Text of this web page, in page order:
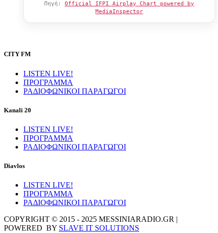
Πηγή: Official IFPI Airplay Chart powered by
MediaInspector
CITY FM
LISTEN LIVE!
ΠΡΟΓΡΑΜΜΑ
ΡΑΔΙΟΦΩΝΙΚΟΙ ΠΑΡΑΓΩΓΟΙ
Kanali 20
LISTEN LIVE!
ΠΡΟΓΡΑΜΜΑ
ΡΑΔΙΟΦΩΝΙΚΟΙ ΠΑΡΑΓΩΓΟΙ
Diavlos
LISTEN LIVE!
ΠΡΟΓΡΑΜΜΑ
ΡΑΔΙΟΦΩΝΙΚΟΙ ΠΑΡΑΓΩΓΟΙ
COPYRIGHT © 2015 - 2025 MESSINIARADIO.GR |
POWERED BY SLAVE IT SOLUTIONS